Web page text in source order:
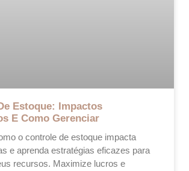
Estoque: Impactos
E Como Gerenciar
o controle de estoque impacta
e aprenda estratégias eficazes para
recursos. Maximize lucros e